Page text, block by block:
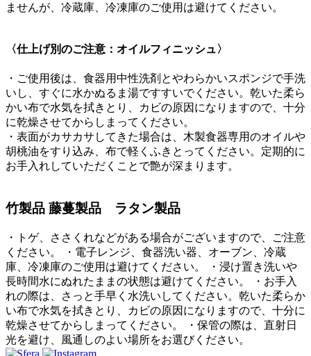
ませんが、冷蔵庫、冷凍庫のご使用は避けてください。
〈仕上げ別のご注意：オイルフィニッシュ〉
・ご使用後は、食器用中性洗剤とやわらかいスポンジで手洗
いし、すぐに水かぬるま湯ですすいでください。乾いた柔ら
かい布で水気を拭きとり、カビの原因になりますので、十分
に乾燥させてからしまってください。
・表面がカサカサしてきた場合は、木製食器専用のオイルや
胡桃油をすり込み、布で軽くふきとってください。定期的に
お手入れしていただくことで艶が深まります。
竹製品 藤蔓製品 ラタン製品
・トゲ、ささくれなどがある場合がございますので、ご注意
ください。 ・電子レンジ、食器洗い器、オーブン、冷蔵
庫、冷凍庫のご使用は避けてください。 ・浸け置き洗いや
長時間水にぬれたままの状態は避けてください。 ・お手入
れの際は、さっと手早く水洗いしてください。乾いた柔らか
い布で水気を拭きとり、カビの原因になりますので、十分に
乾燥させてからしまってください。 ・保管の際は、直射日
光を避け、風通しのよい場所をお選びください。